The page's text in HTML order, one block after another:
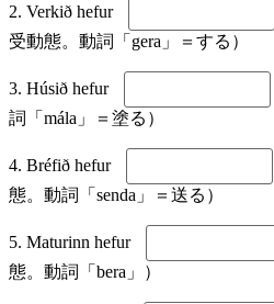
2. Verkið hefur
受動態。動詞「gera」＝する）
3. Húsið hefur
詞「mála」＝塗る）
4. Bréfið hefur
態。動詞「senda」＝送る）
5. Maturinn hefur
態。動詞「bera」）